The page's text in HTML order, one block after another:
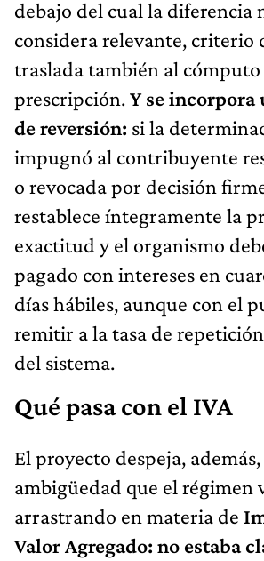
debajo del cual la diferencia
considera relevante, criterio
traslada también al cómputo
prescripción.Y se incorpora
de reversión: si la
impugnó al contribuyente
o revocada por decisión
restablece íntegramente la
exactitud y el organismo
pagado con intereses en
días hábiles, aunque con el
remitir a la tasa de
del sistema.
Qué pasa con el IVA
El proyecto despeja,
ambigüedad que el régimen
arrastrando en materia de
Valor Agregado: no estaba